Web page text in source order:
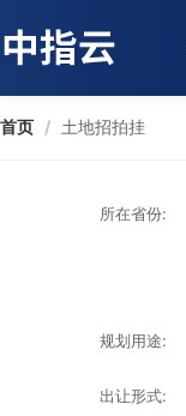
首页 / 土地招拍挂
所在省份:
规划用途:
出让形式: